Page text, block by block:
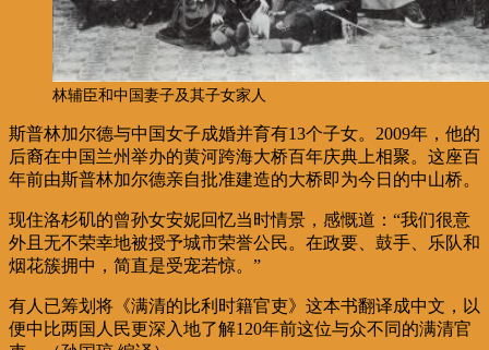
林辅臣和中国妻子及其子女家人
斯普林加尔德与中国女子成婚并育有13个子女。2009年，他的
后裔在中国兰州举办的黄河跨海大桥百年庆典上相聚。这座百
年前由斯普林加尔德亲自批准建造的大桥即为今日的中山桥。
现住洛杉矶的曾孙女安妮回忆当时情景，感慨道：“我们很意
外且无不荣幸地被授予城市荣誉公民。在政要、鼓手、乐队和
烟花簇拥中，简直是受宠若惊。”
有人已筹划将《满清的比利时籍官吏》这本书翻译成中文，以
便中比两国人民更深入地了解120年前这位与众不同的满清官